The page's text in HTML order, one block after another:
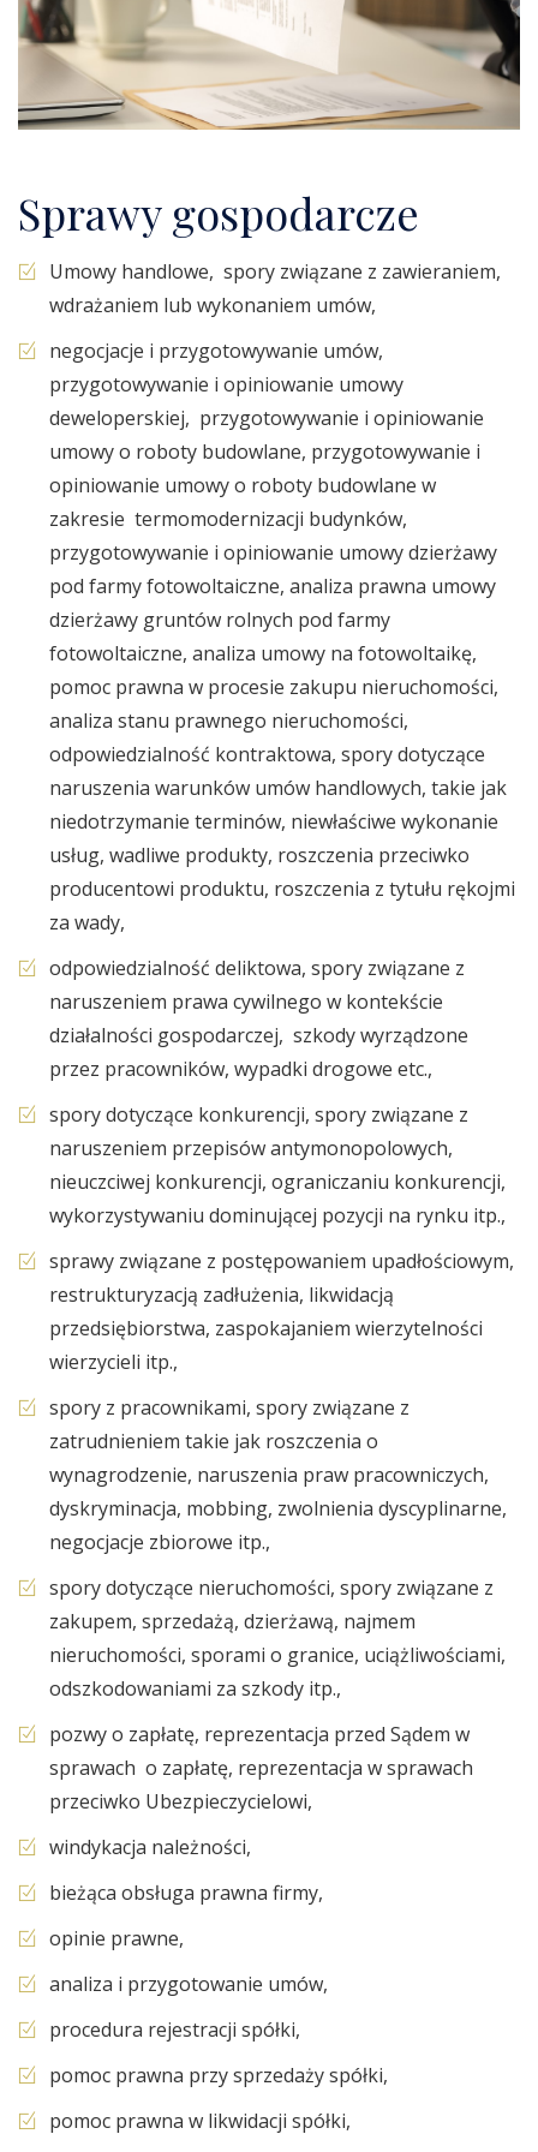
Sprawy gospodarcze
Umowy handlowe, spory związane z zawieraniem,
wdrażaniem lub wykonaniem umów,
negocjacje i przygotowywanie umów,
przygotowywanie i opiniowanie umowy
deweloperskiej, przygotowywanie i opiniowanie
umowy o roboty budowlane, przygotowywanie i
opiniowanie umowy o roboty budowlane w
zakresie termomodernizacji budynków,
przygotowywanie i opiniowanie umowy dzierżawy
pod farmy fotowoltaiczne, analiza prawna umowy
dzierżawy gruntów rolnych pod farmy
fotowoltaiczne, analiza umowy na fotowoltaikę,
pomoc prawna w procesie zakupu nieruchomości,
analiza stanu prawnego nieruchomości,
odpowiedzialność kontraktowa, spory dotyczące
naruszenia warunków umów handlowych, takie jak
niedotrzymanie terminów, niewłaściwe wykonanie
usług, wadliwe produkty, roszczenia przeciwko
producentowi produktu, roszczenia z tytułu rękojmi
za wady,
odpowiedzialność deliktowa, spory związane z
naruszeniem prawa cywilnego w kontekście
działalności gospodarczej, szkody wyrządzone
przez pracowników, wypadki drogowe etc.,
spory dotyczące konkurencji, spory związane z
naruszeniem przepisów antymonopolowych,
nieuczciwej konkurencji, ograniczaniu konkurencji,
wykorzystywaniu dominującej pozycji na rynku itp.,
sprawy związane z postępowaniem upadłościowym,
restrukturyzacją zadłużenia, likwidacją
przedsiębiorstwa, zaspokajaniem wierzytelności
wierzycieli itp.,
spory z pracownikami, spory związane z
zatrudnieniem takie jak roszczenia o
wynagrodzenie, naruszenia praw pracowniczych,
dyskryminacja, mobbing, zwolnienia dyscyplinarne,
negocjacje zbiorowe itp.,
spory dotyczące nieruchomości, spory związane z
zakupem, sprzedażą, dzierżawą, najmem
nieruchomości, sporami o granice, uciążliwościami,
odszkodowaniami za szkody itp.,
pozwy o zapłatę, reprezentacja przed Sądem w
sprawach o zapłatę, reprezentacja w sprawach
przeciwko Ubezpieczycielowi,
windykacja należności,
bieżąca obsługa prawna firmy,
opinie prawne,
analiza i przygotowanie umów,
procedura rejestracji spółki,
pomoc prawna przy sprzedaży spółki,
pomoc prawna w likwidacji spółki,